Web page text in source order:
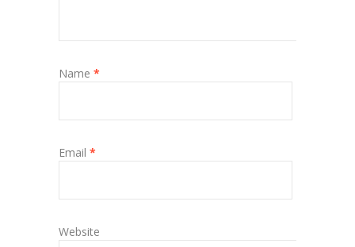
Name *
Email *
Website